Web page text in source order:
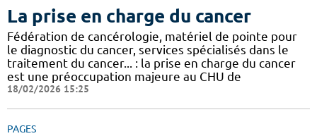
La prise en charge du cancer
Fédération de cancérologie, matériel de pointe pour
le diagnostic du cancer, services spécialisés dans le
traitement du cancer... : la prise en charge du cancer
est une préoccupation majeure au CHU de
18/02/2026 15:25
PAGES